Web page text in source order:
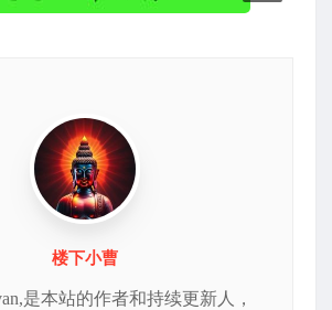
楼下小曹
是本站的作者和持续更新人，